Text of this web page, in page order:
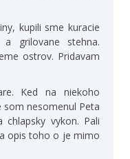
kupili sme kuracie
grilovane stehna.
ostrov. Pridavam
Ked na niekoho
som nesomenul Peta
vykon. Pali
opis toho o je mimo